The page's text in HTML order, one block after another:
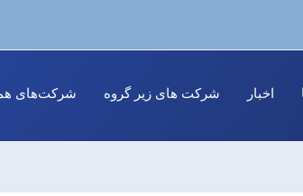
اخبار شرکت های زیر گروه شرکت‌های